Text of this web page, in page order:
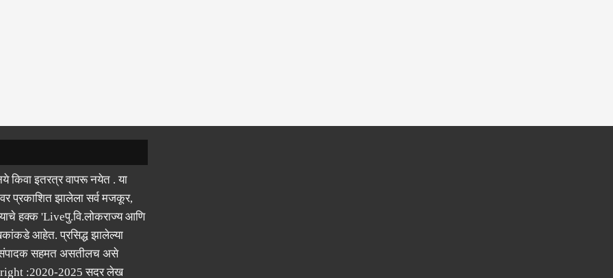
किवा इतरत्र वापरू नयेत . या
प्रकाशित झालेला सर्व मजकूर,
हक्क 'Liveपु.वि.लोकराज्य आणि
आहेत. प्रसिद्ध झालेल्या
सहमत असतीलच असे
:2020-2025 सदर लेख
कुठल्याही भागाचे छापील,